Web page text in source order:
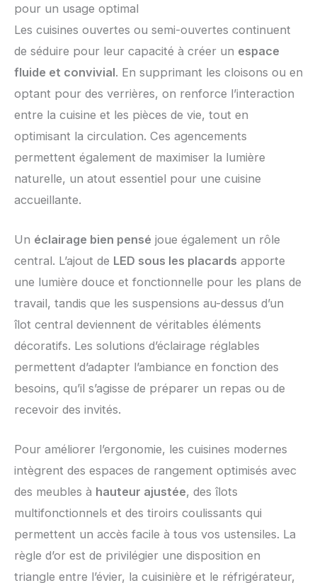
pour un usage optimal
Les cuisines ouvertes ou semi-ouvertes continuent
de séduire pour leur capacité à créer un espace
fluide et convivial. En supprimant les cloisons ou en
optant pour des verrières, on renforce l’interaction
entre la cuisine et les pièces de vie, tout en
optimisant la circulation. Ces agencements
permettent également de maximiser la lumière
naturelle, un atout essentiel pour une cuisine
accueillante.
Un éclairage bien pensé joue également un rôle
central. L’ajout de LED sous les placards apporte
une lumière douce et fonctionnelle pour les plans de
travail, tandis que les suspensions au-dessus d’un
îlot central deviennent de véritables éléments
décoratifs. Les solutions d’éclairage réglables
permettent d’adapter l’ambiance en fonction des
besoins, qu’il s’agisse de préparer un repas ou de
recevoir des invités.
Pour améliorer l’ergonomie, les cuisines modernes
intègrent des espaces de rangement optimisés avec
des meubles à hauteur ajustée, des îlots
multifonctionnels et des tiroirs coulissants qui
permettent un accès facile à tous vos ustensiles. La
règle d’or est de privilégier une disposition en
triangle entre l’évier, la cuisinière et le réfrigérateur,